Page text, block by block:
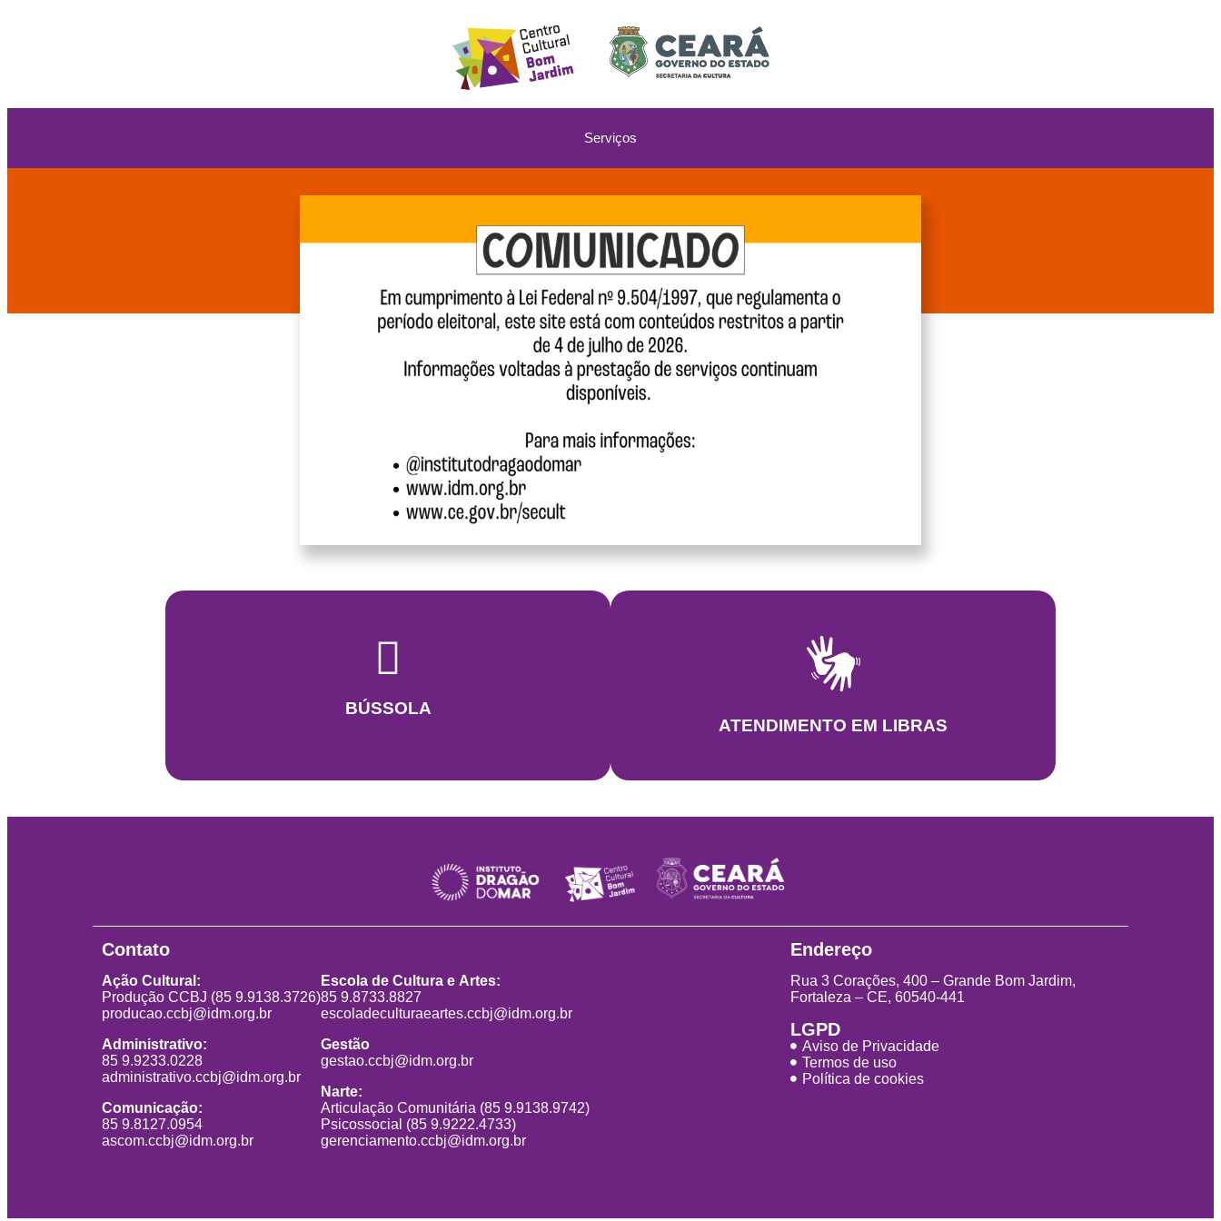
Serviços
BÚSSOLA
ATENDIMENTO EM LIBRAS
Contato
Ação Cultural:
Produção CCBJ (85 9.9138.3726)
producao.ccbj@idm.org.br
Administrativo:
85 9.9233.0228
administrativo.ccbj@idm.org.br
Comunicação:
85 9.8127.0954
ascom.ccbj@idm.org.br
Escola de Cultura e Artes:
85 9.8733.8827
escoladeculturaeartes.ccbj@idm.org.br
Gestão
gestao.ccbj@idm.org.br
Narte:
Articulação Comunitária (85 9.9138.9742)
Psicossocial (85 9.9222.4733)
gerenciamento.ccbj@idm.org.br
Endereço
Rua 3 Corações, 400 – Grande Bom Jardim,
Fortaleza – CE, 60540-441
LGPD
Aviso de Privacidade
Termos de uso
Política de cookies